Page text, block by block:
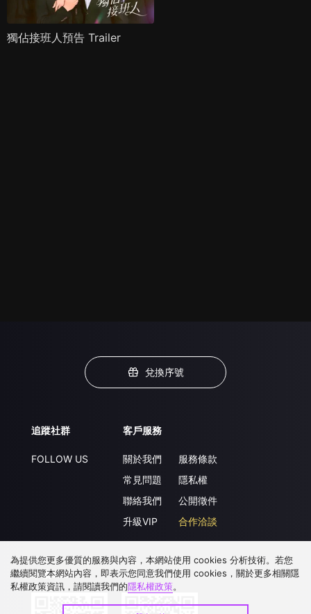
獨佔接班人預告 Trailer
兌換序號
追蹤社群
FOLLOW US
客戶服務
關於我們
常見問題
聯絡我們
升級VIP
服務條款
隱私權
公開徵件
合作洽談
下載 APP
為提供您更多優質的服務與內容，本網站使用 cookies 分析技術。若您
繼續閱覽本網站內容，即表示您同意我們使用 cookies，關於更多相關隱
私權政策資訊，請閱讀我們的隱私權政策。